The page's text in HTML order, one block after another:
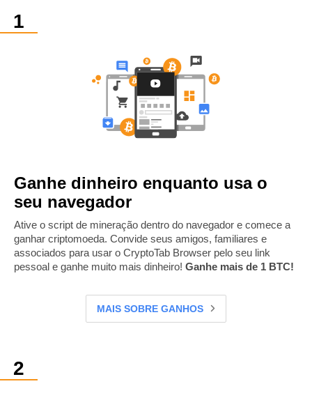
Ganhe dinheiro enquanto usa o
seu navegador
Ative o script de mineração dentro do navegador e comece a
ganhar criptomoeda. Convide seus amigos, familiares e
associados para usar o CryptoTab Browser pelo seu link
pessoal e ganhe muito mais dinheiro! Ganhe mais de 1 BTC!
MAIS SOBRE GANHOS